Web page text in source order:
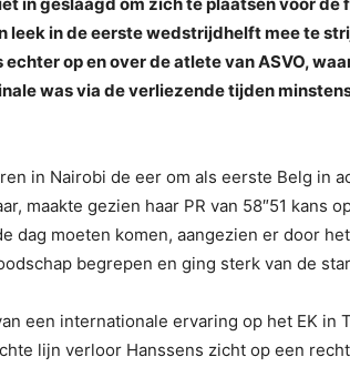
in geslaagd om zich te plaatsen voor
leek in de eerste wedstrijdhelft mee te
op en over de atlete van ASVO,
was via de verliezende tijden
in Nairobi de eer om als eerste Belg in
maakte gezien haar PR van 58″51 kans
dag moeten komen, aangezien er door
begrepen en ging sterk van de
een internationale ervaring op het EK in
lijn verloor Hanssens zicht op een